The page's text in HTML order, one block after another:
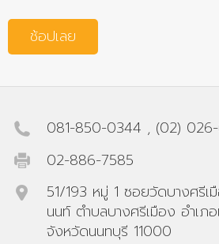
ช้อปเลย
081-850-0344 , (02)
02-886-7585
51/193 หมู่ 1 ซอยวัดบางศรีเ
นนท์ ตำบลบางศรีเมือง อำเภ
จังหวัดนนทบุรี 11000